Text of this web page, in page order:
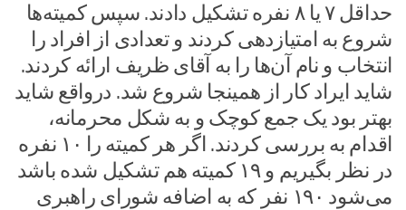
حداقل ۷ یا ۸ نفره تشکیل دادند. سپس کمیته‌ها
شروع به امتیازدهی کردند و تعدادی از افراد را
انتخاب و نام آن‌ها را به آقای ظریف ارائه کردند.
شاید ایراد کار از همینجا شروع شد. درواقع شاید
بهتر بود یک جمع کوچک و به شکل محرمانه،
اقدام به بررسی کردند. اگر هر کمیته را ۱۰ نفره
در نظر بگیریم و ۱۹ کمیته هم تشکیل شده باشد
می‌شود ۱۹۰ نفر که به اضافه شورای راهبری